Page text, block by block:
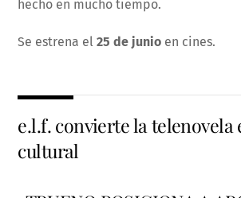
hecho en mucho tiempo.
Se estrena el25 de junio en cines.
e.l.f. convierte la telenovela
cultural